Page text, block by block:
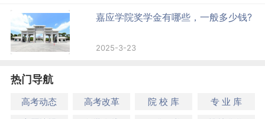
嘉应学院奖学金有哪些，一般多少钱?
2025-3-23
热门导航
高考动态 高考改革 院 校 库
专 业 库